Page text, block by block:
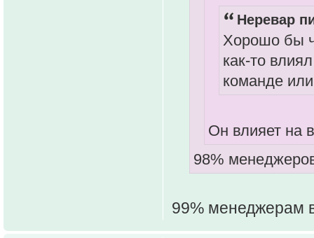
Неревар
Хорошо бы
как-то
команде
Он влияет на
98%
99% менеджерам